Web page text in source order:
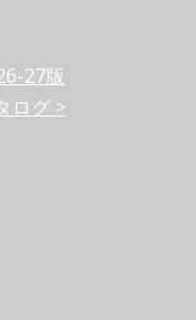
27版
ログ >